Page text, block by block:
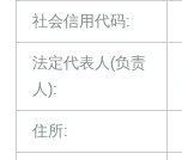
社会信用代码:
法定代表人(负责
人):
住所: